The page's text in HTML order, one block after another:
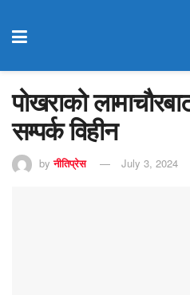
पोखराको
सम्पर्क विहीन
by नीतिप्रेस July 3, 2024